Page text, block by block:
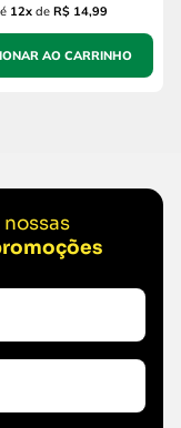
12x de R$ 14,99
AO CARRINHO